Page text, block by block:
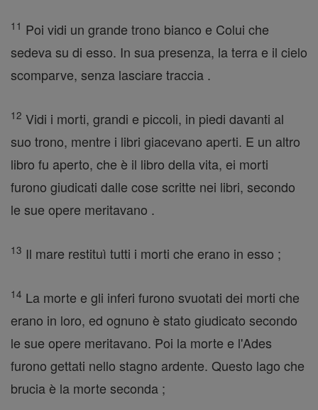
11 Poi vidi un grande trono bianco e Colui che
sedeva su di esso. In sua presenza, la terra e il cielo
scomparve, senza lasciare traccia .
12 Vidi i morti, grandi e piccoli, in piedi davanti al
suo trono, mentre i libri giacevano aperti. E un altro
libro fu aperto, che è il libro della vita, ei morti
furono giudicati dalle cose scritte nei libri, secondo
le sue opere meritavano .
13 Il mare restituì tutti i morti che erano in esso ;
14 La morte e gli inferi furono svuotati dei morti che
erano in loro, ed ognuno è stato giudicato secondo
le sue opere meritavano. Poi la morte e l'Ades
furono gettati nello stagno ardente. Questo lago che
brucia è la morte seconda ;